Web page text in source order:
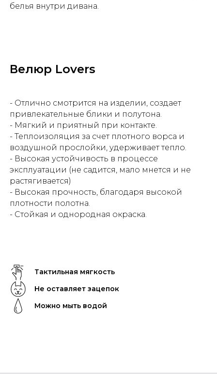
белья внутри дивана.
Велюр Lovers
- Отлично смотрится на изделии, создает
привлекательные блики и полутона.
- Мягкий и приятный при контакте.
- Теплоизоляция за счет плотного ворса и
воздушной прослойки, удерживает тепло.
- Высокая устойчивость в процессе
эксплуатации (не садится, мало мнется и не
растягивается)
- Высокая прочность, благодаря высокой
плотности полотна.
- Стойкая и однородная окраска.
Тактильная мягкость
Не оставляет зацепок
Можно мыть водой